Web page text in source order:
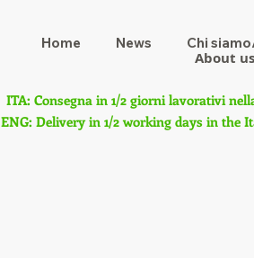
Home News Chi
About us
ITA: Consegna in 1/2 giorni lavorativi
ENG: Delivery in 1/2 working days in the